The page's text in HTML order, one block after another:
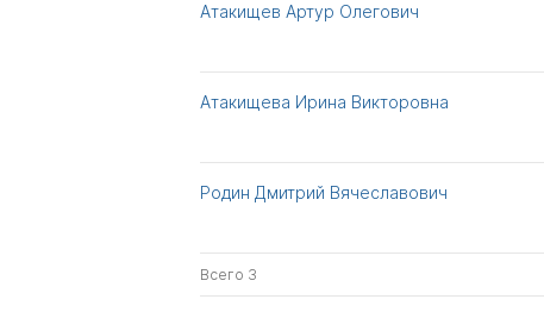
Атакищев Артур Олегович
Атакищева Ирина Викторовна
Родин Дмитрий Вячеславович
Всего 3